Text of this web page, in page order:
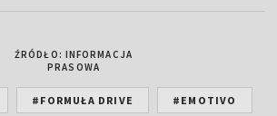
ŹRÓDŁO: INFORMACJA
PRASOWA
#FORMUŁA DRIVE #EMOTIVO